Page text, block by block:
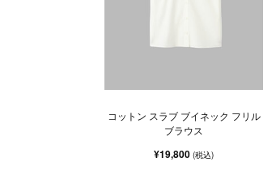
コットン スラブ ブイネック フリル
ブラウス
¥19,800(税込)